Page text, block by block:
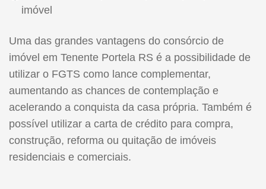
imóvel
Uma das grandes vantagens do consórcio de
imóvel em Tenente Portela RS é a possibilidade de
utilizar o FGTS como lance complementar,
aumentando as chances de contemplação e
acelerando a conquista da casa própria. Também é
possível utilizar a carta de crédito para compra,
construção, reforma ou quitação de imóveis
residenciais e comerciais.